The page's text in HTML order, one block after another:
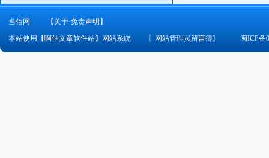
当佰网
【关于·免责声明】
本站使用【啊估文章软件站】网站系统
〖 网站管理员留言簿〗 闽ICP备